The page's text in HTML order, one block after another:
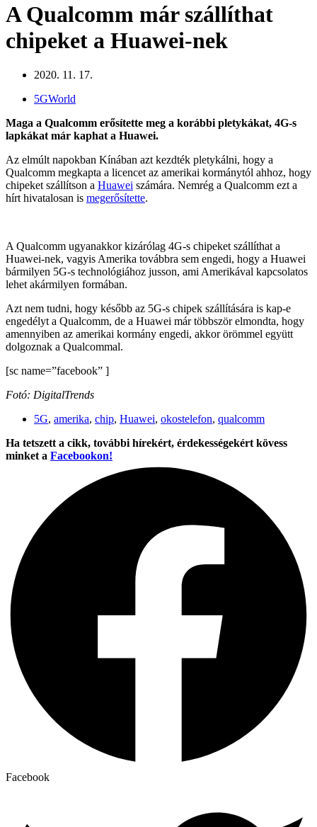
A Qualcomm már szállíthat
chipeket a Huawei-nek
2020. 11. 17.
5GWorld
Maga a Qualcomm erősítette meg a korábbi pletykákat, 4G-s
lapkákat már kaphat a Huawei.
Az elmúlt napokban Kínában azt kezdték pletykálni, hogy a
Qualcomm megkapta a licencet az amerikai kormánytól ahhoz, hogy
chipeket szállítson a Huawei számára. Nemrég a Qualcomm ezt a
hírt hivatalosan is megerősítette.
A Qualcomm ugyanakkor kizárólag 4G-s chipeket szállíthat a
Huawei-nek, vagyis Amerika továbbra sem engedi, hogy a Huawei
bármilyen 5G-s technológiához jusson, ami Amerikával kapcsolatos
lehet akármilyen formában.
Azt nem tudni, hogy később az 5G-s chipek szállítására is kap-e
engedélyt a Qualcomm, de a Huawei már többször elmondta, hogy
amennyiben az amerikai kormány engedi, akkor örömmel együtt
dolgoznak a Qualcommal.
[sc name=”facebook” ]
Fotó: DigitalTrends
5G, amerika, chip, Huawei, okostelefon, qualcomm
Ha tetszett a cikk, további hírekért, érdekességekért kövess
minket a Facebookon!
Facebook